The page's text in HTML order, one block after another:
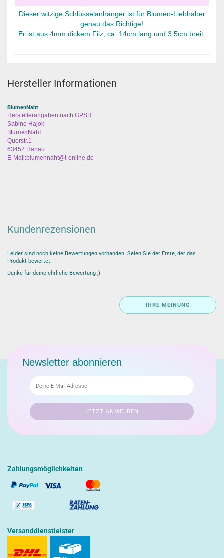
Dieser witzige Schlüsselanhänger ist für Blumen-Liebhaber
genau das Richtige!
Er ist aus 4mm dickem Filz, ca. 14cm lang und 3,5cm breit.
Hersteller Informationen
BlumenNaht
Herstellerangaben nach GPSR:
Sabine Hajok
BlumenNaht
Querstr.1
63452 Hanau
E-Mail:blumennaht@t-online.de
Kundenrezensionen
Leider sind noch keine Bewertungen vorhanden. Seien Sie der Erste, der das
Produkt bewertet.
Danke für deine ehrliche Bewertung ;)
IHRE MEINUNG
Newsletter abonnieren
Zahlungsmöglichkeiten
Versanddienstleister